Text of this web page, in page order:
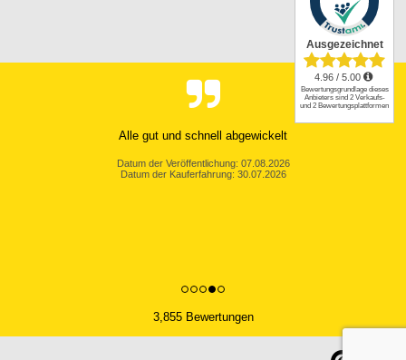
Alle gut und schnell abgewickelt
Datum der Veröffentlichung: 07.08.2026
Datum der Kauferfahrung: 30.07.2026
3,855 Bewertungen